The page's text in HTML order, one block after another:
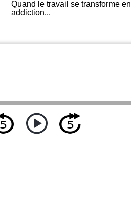
Quand le travail se transforme en
addiction...